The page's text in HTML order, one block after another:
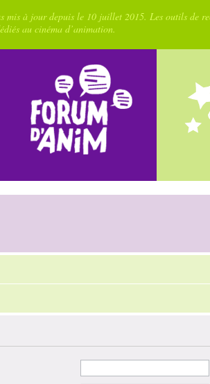
mis à jour depuis le 10 juillet 2015. Les outils de
au cinéma d’animation.